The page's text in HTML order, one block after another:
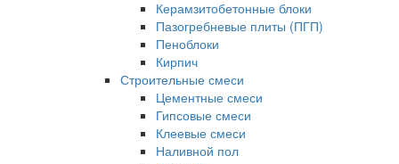
Керамзитобетонные блоки
Пазогребневые плиты (ПГП)
Пеноблоки
Кирпич
Строительные смеси
Цементные смеси
Гипсовые смеси
Клеевые смеси
Наливной пол